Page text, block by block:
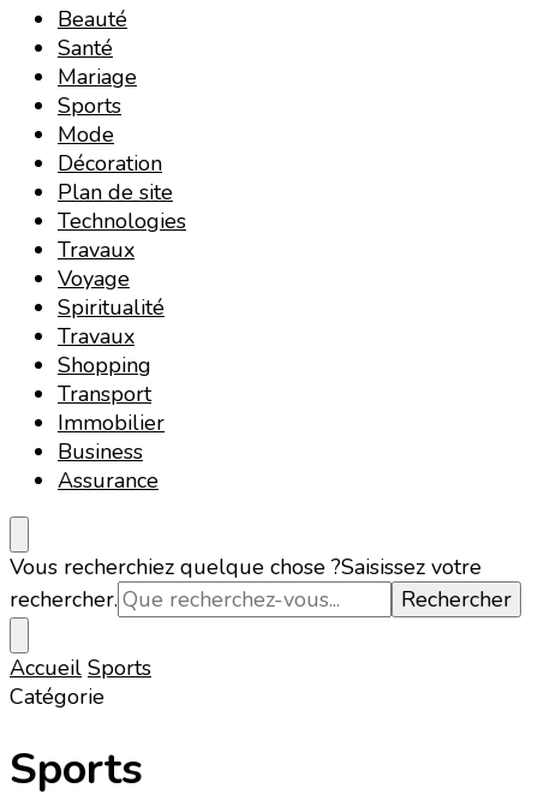
Beauté
Santé
Mariage
Sports
Mode
Décoration
Plan de site
Technologies
Travaux
Voyage
Spiritualité
Travaux
Shopping
Transport
Immobilier
Business
Assurance
Vous recherchiez quelque chose ?Saisissez votre
rechercher.
Accueil Sports
Catégorie
Sports